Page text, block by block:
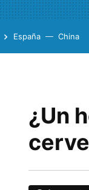
España China
¿Un